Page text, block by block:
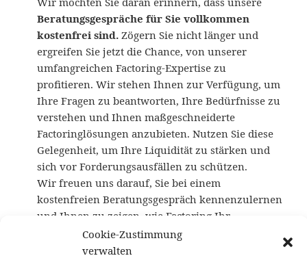
Cookie-Zustimmung
verwalten
Beratungsgespräche für Sie vollkommen
kostenfrei sind. Zögern Sie nicht länger und
ergreifen Sie jetzt die Chance, von unserer
umfangreichen Factoring-Expertise zu
profitieren. Wir stehen Ihnen zur Verfügung, um
Ihre Fragen zu beantworten, Ihre Bedürfnisse zu
verstehen und Ihnen maßgeschneiderte
Factoringlösungen anzubieten. Nutzen Sie diese
Gelegenheit, um Ihre Liquidität zu stärken und
sich vor Forderungsausfällen zu schützen.
Wir freuen uns darauf, Sie bei einem
kostenfreien Beratungsgespräch kennenzulernen
und Ihnen zu zeigen, wie Factoring Ihr
Unternehmen unterstützen kann.